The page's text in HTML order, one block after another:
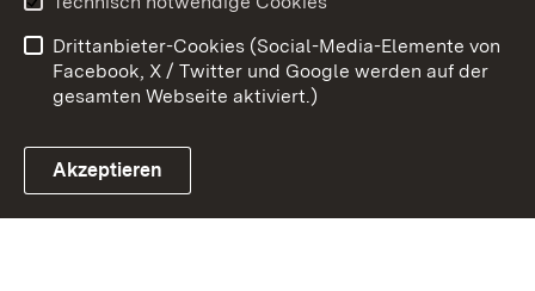
Link zum Landesportal
Barrierefreiheit
Impressum
Cookies
Drittanbieter-Cookies (Social-Media-Elemente von
Facebook, X / Twitter und Google werden auf der
gesamten Webseite aktiviert.)
Akzeptieren